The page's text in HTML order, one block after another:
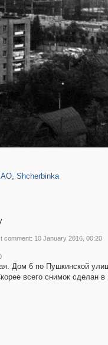
, Shcherbinka
comment: 10 January 2016, 00:20
Дом 6 по Пушкинской
всего снимок сделан